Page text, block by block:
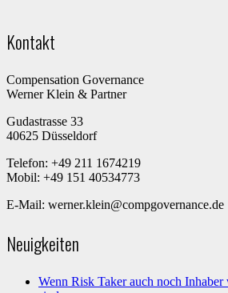
Kontakt
Compensation Governance
Werner Klein & Partner
Gudastrasse 33
40625 Düsseldorf
Telefon: +49 211 1674219
Mobil: +49 151 40534773
E-Mail: werner.klein@compgovernance.de
Neuigkeiten
Wenn Risk Taker auch noch